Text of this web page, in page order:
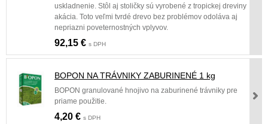
uskladnenie. Stôl aj stoličky sú vyrobené z tropickej dreviny
akácia. Toto veľmi tvrdé drevo bez problémov odoláva aj
nepriazni poveternostných vplyvov.
92,15 € s DPH
BOPON NA TRÁVNIKY ZABURINENÉ 1 kg
BOPON granulované hnojivo na zaburinené trávniky pre
priame použitie.
4,20 € s DPH